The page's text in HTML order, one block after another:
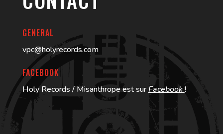
GENERAL
vpc@holyrecords.com
FACEBOOK
Holy Records / Misanthrope est surFacebook!